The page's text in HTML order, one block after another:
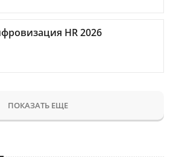
HR 2026
ПОКАЗАТЬ ЕЩЕ